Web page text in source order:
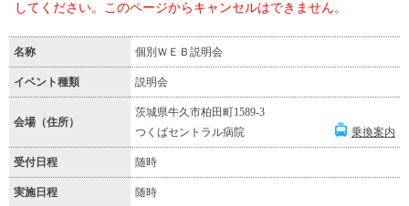
してください。このページからキャンセルはできません。
名称 個別ＷＥＢ説明会
イベント種類 説明会
会場（住所）
茨城県牛久市柏田町1589-3
つくばセントラル病院
乗換案内
受付日程 随時
実施日程 随時